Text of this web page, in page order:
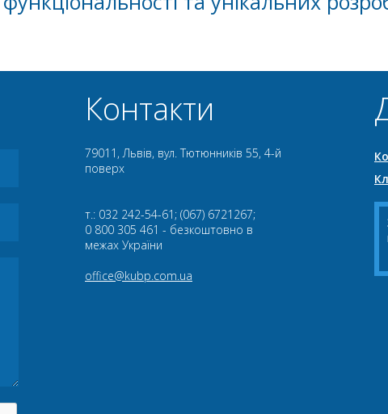
Контакти
79011, Львів, вул. Тютюнників 55, 4-й
поверх
т.: 032 242-54-61; (067) 6721267;
0 800 305 461 - безкоштовно в
межах України
office@kubp.com.ua